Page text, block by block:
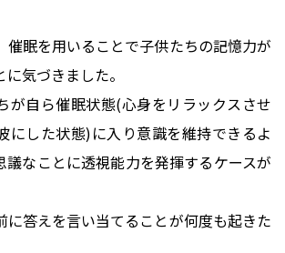
催眠を用いることで子供たちの記憶力が
気づきました。
が自ら催眠状態(心身をリラックスさせ
にした状態)に入り意識を維持できるよ
議なことに透視能力を発揮するケースが
に答えを言い当てることが何度も起きた